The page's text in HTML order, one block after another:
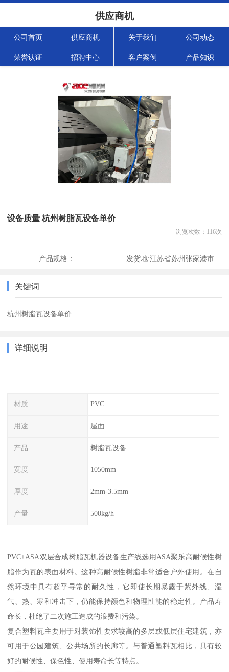
供应商机
公司首页 供应商机 关于我们 公司动态
荣誉认证 招聘中心 客户案例 产品知识
设备质量 杭州树脂瓦设备单价
浏览次数： 116次
产品规格： 发货地:江苏省苏州张家港市
关键词
杭州树脂瓦设备单价
详细说明
材质 PVC
用途 屋面
产品 树脂瓦设备
宽度 1050mm
厚度 2mm-3.5mm
产量 500kg/h
PVC+ASA双层合成树脂瓦机器设备生产线选用ASA聚乐高耐候性树
脂作为瓦的表面材料。这种高耐候性树脂非常适合户外使用。在自
然环境中具有超乎寻常的耐久性，它即使长期暴露于紫外线、湿
气、热、寒和冲击下，仍能保持颜色和物理性能的稳定性。产品寿
命长，杜绝了二次施工造成的浪费和污染。
复合塑料瓦主要用于对装饰性要求较高的多层或低层住宅建筑，亦
可用于公园建筑、公共场所的长廊等。与普通塑料瓦相比，具有较
好的耐候性、保色性、使用寿命长等特点。